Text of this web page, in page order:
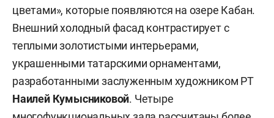
цветами», которые появляются на озере Кабан.
Внешний холодный фасад контрастирует с
теплыми золотистыми интерьерами,
украшенными татарскими орнаментами,
разработанными заслуженным художником РТ
Наилей Кумысниковой. Четыре